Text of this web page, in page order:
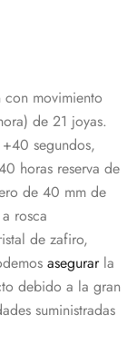
con movimiento
de 21 joyas.
segundos,
horas reserva de
de 40 mm de
rosca
de zafiro,
asegurarla
debido a la gran
suministradas